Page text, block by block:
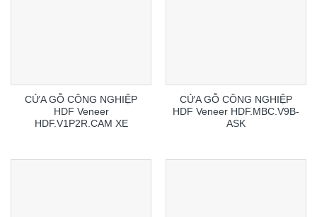
CỬA GỖ CÔNG NGHIỆP
HDF Veneer
HDF.V1P2R.CAM XE
CỬA GỖ CÔNG NGHIỆP
HDF Veneer HDF.MBC.V9B-
ASK